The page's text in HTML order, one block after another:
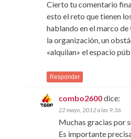
Cierto tu comentario
esto el reto que tienen
hablando en el marco
la organización, un
«alquilan» el espacio
Responder
combo2600dice:
22 mayo, 2012 a las 9:36
Muchas gracias por
Es importante